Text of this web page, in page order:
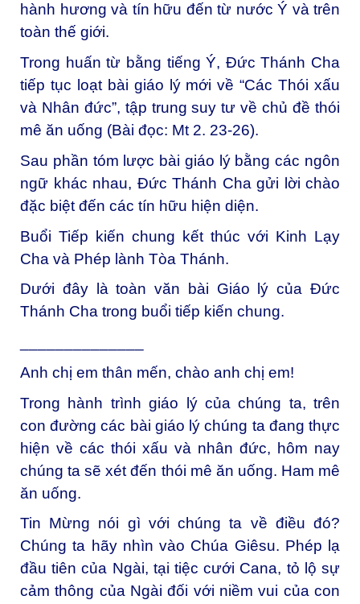
hành hương và tín hữu đến từ nước Ý và trên
toàn thế giới.
Trong huấn từ bằng tiếng Ý, Đức Thánh Cha
tiếp tục loạt bài giáo lý mới về “Các Thói xấu
và Nhân đức”, tập trung suy tư về chủ đề thói
mê ăn uống (Bài đọc: Mt 2. 23-26).
Sau phần tóm lược bài giáo lý bằng các ngôn
ngữ khác nhau, Đức Thánh Cha gửi lời chào
đặc biệt đến các tín hữu hiện diện.
Buổi Tiếp kiến chung kết thúc với Kinh Lạy
Cha và Phép lành Tòa Thánh.
Dưới đây là toàn văn bài Giáo lý của Đức
Thánh Cha trong buổi tiếp kiến chung.
Anh chị em thân mến, chào anh chị em!
Trong hành trình giáo lý của chúng ta, trên
con đường các bài giáo lý chúng ta đang thực
hiện về các thói xấu và nhân đức, hôm nay
chúng ta sẽ xét đến thói mê ăn uống. Ham mê
ăn uống.
Tin Mừng nói gì với chúng ta về điều đó?
Chúng ta hãy nhìn vào Chúa Giêsu. Phép lạ
đầu tiên của Ngài, tại tiệc cưới Cana, tỏ lộ sự
cảm thông của Ngài đối với niềm vui của con